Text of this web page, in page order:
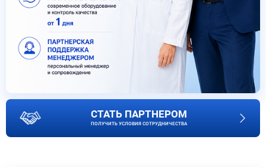
СТАТЬ ПАРТНЕРОМ
ПОЛУЧИТЬ УСЛОВИЯ СОТРУДНИЧЕСТВА